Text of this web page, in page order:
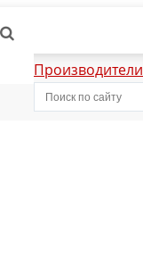
Производители